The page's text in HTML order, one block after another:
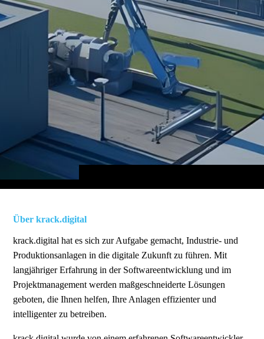
Über krack.digital
krack.digital hat es sich zur Aufgabe gemacht, Industrie- und
Produktionsanlagen in die digitale Zukunft zu führen. Mit
langjähriger Erfahrung in der Softwareentwicklung und im
Projektmanagement werden maßgeschneiderte Lösungen
geboten, die Ihnen helfen, Ihre Anlagen effizienter und
intelligenter zu betreiben.